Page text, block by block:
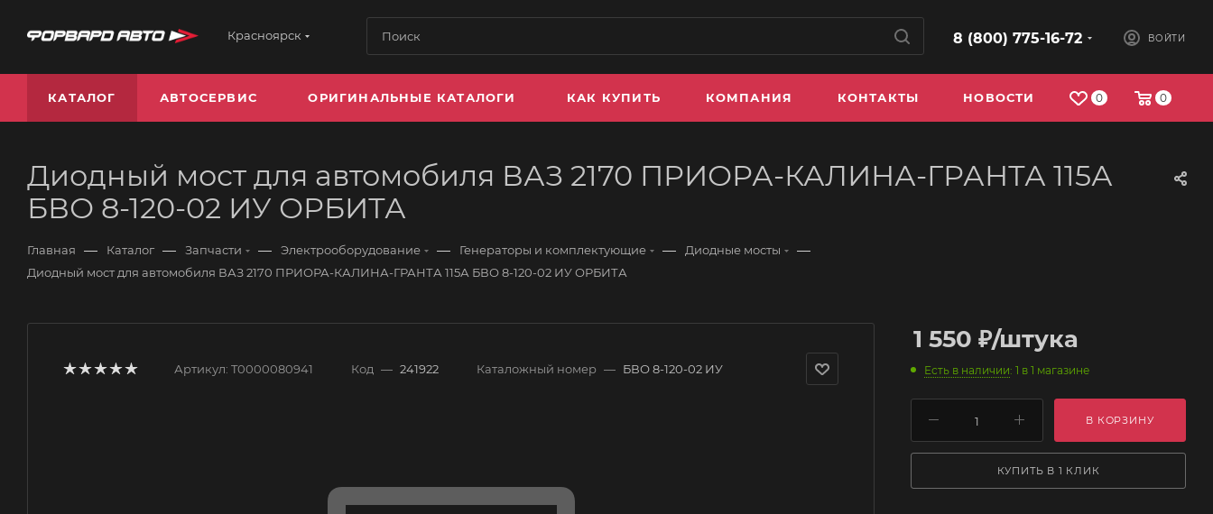
Красноярск 8 (800) 775-16-72 ВОЙТИ
0 0
КАТАЛОГ АВТОСЕРВИС ОРИГИНАЛЬНЫЕ КАТАЛОГИ КАК КУПИТЬ КОМПАНИЯ КОНТАКТЫ НОВОСТИ
Диодный мост для автомобиля ВАЗ 2170 ПРИОРА-КАЛИНА-ГРАНТА 115А
БВО 8-120-02 ИУ ОРБИТА
Главная — Каталог — Запчасти — Электрооборудование — Генераторы и комплектующие — Диодные мосты —
Диодный мост для автомобиля ВАЗ 2170 ПРИОРА-КАЛИНА-ГРАНТА 115А БВО 8-120-02 ИУ ОРБИТА
Артикул: T0000080941 Код — 241922 Каталожный номер — БВО 8-120-02 ИУ
1 550 ₽/штука
Есть в наличии: 1 в 1 магазине
В КОРЗИНУ
КУПИТЬ В 1 КЛИК